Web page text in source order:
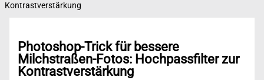
Kontrastverstärkung
Photoshop-Trick für bessere
Milchstraßen-Fotos: Hochpassfilter zur
Kontrastverstärkung